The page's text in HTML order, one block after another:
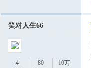
笑对人生66
4
80
10万